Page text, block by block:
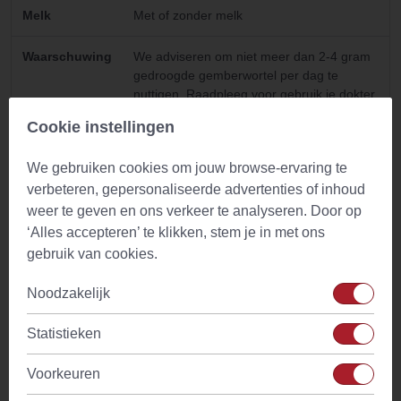
Melk Met of zonder melk
Waarschuwing
We adviseren om niet meer dan 2-4 gram
gedroogde gemberwortel per dag te
nuttigen. Raadpleeg voor gebruik je dokter
zwangerschap, borstvoeding, ziekte of
Gebruik
Bij traditionele Chinese geneeskunde (TCM) wordt meestal
een afkooksel gemaakt om de werkzame stoffen uit kruiden
optimaal te benutten. Vaak worden de kruiden twee keer
gekookt voor een krachtiger extract en vooraf een uur in
water geweekt. Hieronder vind je de instructies voor de
bereiding van gember (Lat: Zingiberis Rhizoma; TCM: gan
jiang).
Cookie instellingen
We gebruiken cookies om jouw browse-ervaring te
verbeteren, gepersonaliseerde advertenties of inhoud
weer te geven en ons verkeer te analyseren. Door op
‘Alles accepteren’ te klikken, stem je in met ons
gebruik van cookies.
Noodzakelijk
Statistieken
Voorkeuren